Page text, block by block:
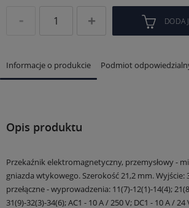
Informacje o produkcie Podmiot
Opis produktu
Przekaźnik elektromagnetyczny, przemysłowy -
gniazda wtykowego. Szerokość 21,2 mm.Wyjście:
przełączne - wyprowadzenia: 11(7)-12(1)-14(4);
31(9)-32(3)-34(6);AC1 - 10 A / 250 V; DC1 - 10 A / 24